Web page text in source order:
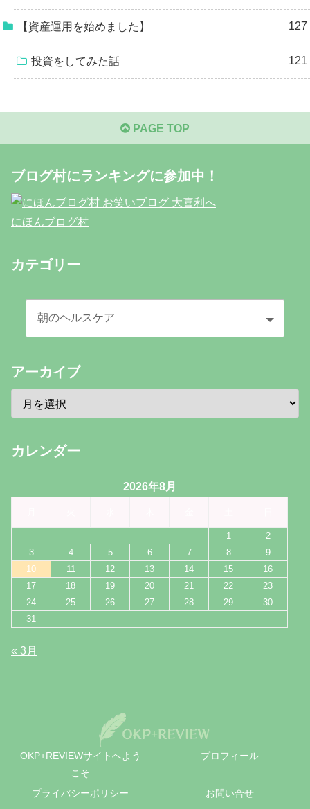
【資産運用を始めました】 127
投資をしてみた話 121
PAGE TOP
ブログ村にランキングに参加中！
にほんブログ村
カテゴリー
アーカイブ
カレンダー
2026年8月
1
2
3
4 5 6 7 8
9
10
11 12 13 14 15
16
17
18 19 20 21 22
23
24
25 26 27 28 29
30
31
« 3月
OKP+REVIEWサイトへよう
こそ
プロフィール
プライバシーポリシー お問い合せ